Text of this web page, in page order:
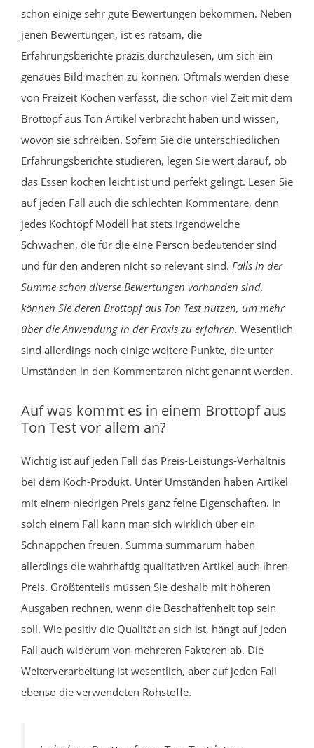
schon einige sehr gute Bewertungen bekommen. Neben
jenen Bewertungen, ist es ratsam, die
Erfahrungsberichte präzis durchzulesen, um sich ein
genaues Bild machen zu können. Oftmals werden diese
von Freizeit Köchen verfasst, die schon viel Zeit mit dem
Brottopf aus Ton Artikel verbracht haben und wissen,
wovon sie schreiben. Sofern Sie die unterschiedlichen
Erfahrungsberichte studieren, legen Sie wert darauf, ob
das Essen kochen leicht ist und perfekt gelingt. Lesen Sie
auf jeden Fall auch die schlechten Kommentare, denn
jedes Kochtopf Modell hat stets irgendwelche
Schwächen, die für die eine Person bedeutender sind
und für den anderen nicht so relevant sind. Falls in der
Summe schon diverse Bewertungen vorhanden sind,
können Sie deren Brottopf aus Ton Test nutzen, um mehr
über die Anwendung in der Praxis zu erfahren. Wesentlich
sind allerdings noch einige weitere Punkte, die unter
Umständen in den Kommentaren nicht genannt werden.
Auf was kommt es in einem Brottopf aus
Ton Test vor allem an?
Wichtig ist auf jeden Fall das Preis-Leistungs-Verhältnis
bei dem Koch-Produkt. Unter Umständen haben Artikel
mit einem niedrigen Preis ganz feine Eigenschaften. In
solch einem Fall kann man sich wirklich über ein
Schnäppchen freuen. Summa summarum haben
allerdings die wahrhaftig qualitativen Artikel auch ihren
Preis. Größtenteils müssen Sie deshalb mit höheren
Ausgaben rechnen, wenn die Beschaffenheit top sein
soll. Wie positiv die Qualität an sich ist, hängt auf jeden
Fall auch widerum von mehreren Faktoren ab. Die
Weiterverarbeitung ist wesentlich, aber auf jeden Fall
ebenso die verwendeten Rohstoffe.